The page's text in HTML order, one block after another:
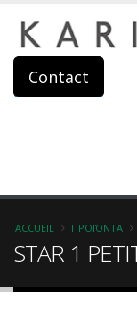
contenu
principalContact
Fil
d'Ariane
ACCUEIL ΠΡΟΪΌΝΤΑ
STAR 1